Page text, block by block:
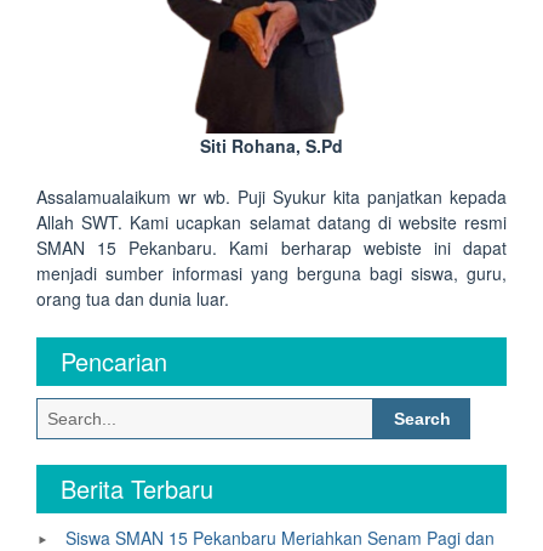
Siti Rohana, S.Pd
Assalamualaikum wr wb. Puji Syukur kita panjatkan kepada
Allah SWT. Kami ucapkan selamat datang di website resmi
SMAN 15 Pekanbaru. Kami berharap webiste ini dapat
menjadi sumber informasi yang berguna bagi siswa, guru,
orang tua dan dunia luar.
Pencarian
Search
for:
Berita Terbaru
Siswa SMAN 15 Pekanbaru Meriahkan Senam Pagi dan